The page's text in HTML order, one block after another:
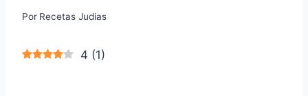
Por Recetas Judias
4 (1)